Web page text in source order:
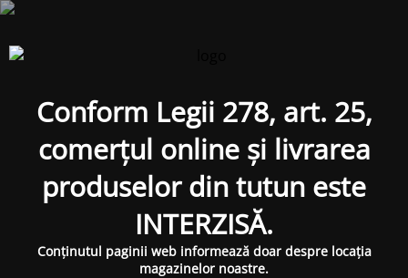
Conform Legii 278, art. 25,
comerțul online și livrarea
produselor din tutun este
INTERZISĂ.
Conținutul paginii web informează doar despre locația
magazinelor noastre.